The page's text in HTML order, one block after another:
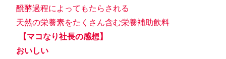
醗酵過程によってもたらされる
天然の栄養素をたくさん含む栄養補助飲料
【マコなり社長の感想】
おいしい